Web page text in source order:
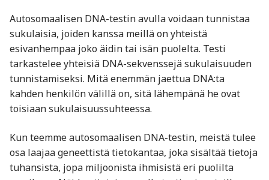
Autosomaalisen DNA-testin avulla voidaan tunnistaa
sukulaisia, joiden kanssa meillä on yhteistä
esivanhempaa joko äidin tai isän puolelta. Testi
tarkastelee yhteisiä DNA-sekvenssejä sukulaisuuden
tunnistamiseksi. Mitä enemmän jaettua DNA:ta
kahden henkilön välillä on, sitä lähempänä he ovat
toisiaan sukulaisuussuhteessa.
Kun teemme autosomaalisen DNA-testin, meistä tulee
osa laajaa geneettistä tietokantaa, joka sisältää tietoja
tuhansista, jopa miljoonista ihmisistä eri puolilta